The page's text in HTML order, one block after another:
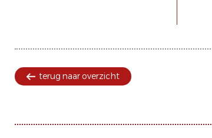
terug naar overzicht